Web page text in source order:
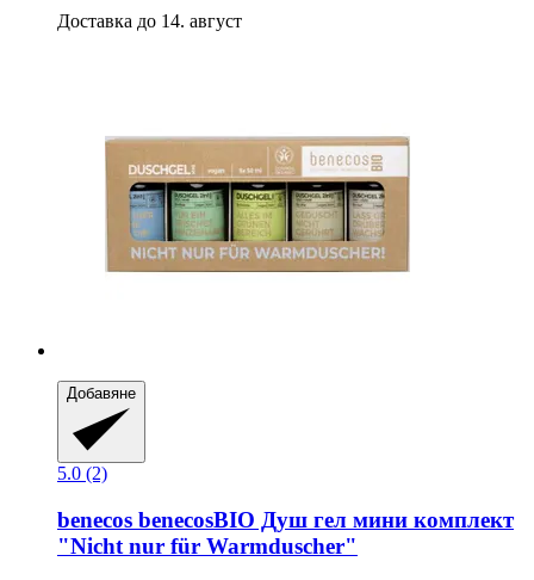
Доставка до 14. август
Добавяне
5.0 (2)
benecos benecosBIO Душ гел мини комплект
"Nicht nur für Warmduscher"